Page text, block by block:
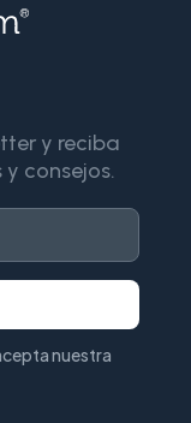
y reciba
consejos.
nuestra